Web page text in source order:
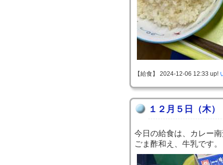
【給食】 2024-12-06 12:33 up!
１２月５日（木）
今日の給食は、カレー
ごま酢和え、牛乳です。